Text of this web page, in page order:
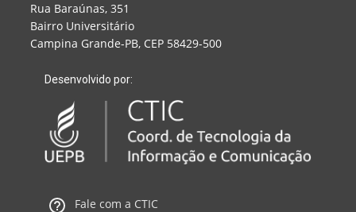
Rua Baraúnas, 351
Bairro Universitário
Campina Grande-PB, CEP 58429-500
Desenvolvido por:
Fale com a CTIC